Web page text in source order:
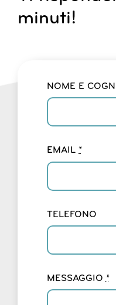
minuti!
NOME E
EMAIL*
TELEFONO
MESSAGGIO *